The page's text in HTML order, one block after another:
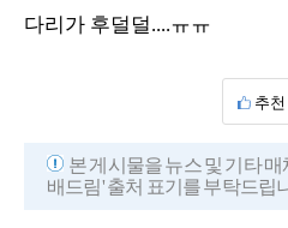
다리가 후덜덜....ㅠㅠ
추천
본 게시물을 뉴스 및 기타
배드림' 출처 표기를 부탁드립